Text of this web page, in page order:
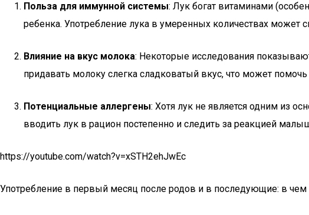
Польза для иммунной системы: Лук богат витаминами
ребенка. Употребление лука в умеренных количествах может
Влияние на вкус молока: Некоторые исследования
придавать молоку слегка сладковатый вкус, что может
Потенциальные аллергены: Хотя лук не является одним из
вводить лук в рацион постепенно и следить за реакцией
https://youtube.com/watch?v=xSTH2ehJwEc
Употребление в первый месяц после родов и в последующие: в чем